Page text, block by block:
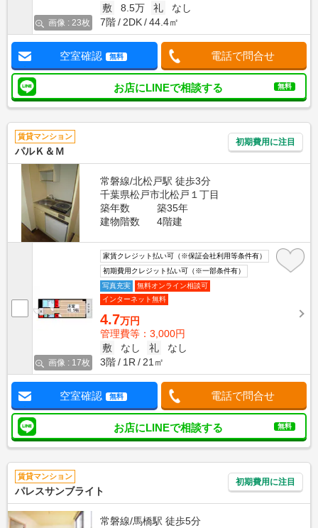
画像 : 23枚
敷
8.5万 礼
なし
7階
2DK 44.4㎡
空室確認 無料 電話で問合せ
お店にLINEで相談する 無料
賃貸マンション
パルＫ＆Ｍ
初期費用に注目
常磐線/北松戸駅 徒歩3分
千葉県松戸市北松戸１丁目
築年数
築35年
建物階数
4階建
画像 : 17枚
家賃クレジット払い可（※保証会社利用等条件有）
初期費用クレジット払い可（※一部条件有）
写真充実
無料オンライン相談可
インターネット無料
4.7万円
管理費等：3,000円
敷
なし 礼
なし
3階
1R 21㎡
空室確認 無料 電話で問合せ
お店にLINEで相談する 無料
賃貸マンション
パレスサンブライト
初期費用に注目
常磐線/馬橋駅 徒歩5分